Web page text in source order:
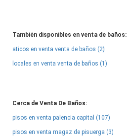
También disponibles en venta de baños:
aticos en venta venta de baños (2)
locales en venta venta de baños (1)
Cerca de Venta De Baños:
pisos en venta palencia capital (107)
pisos en venta magaz de pisuerga (3)